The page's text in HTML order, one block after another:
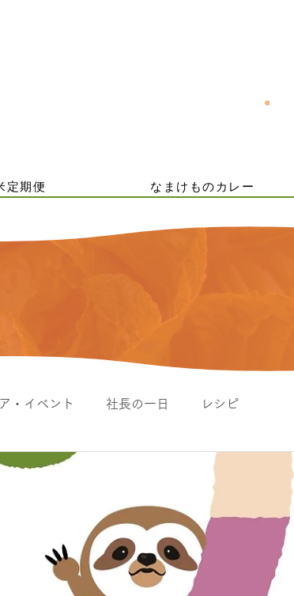
定期便 なまけものカレー
・イベント 社長の一日 レシピ